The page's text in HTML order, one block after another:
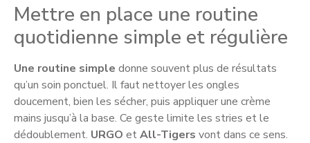
Mettre en place une routine
quotidienne simple et régulière
Une routine simple donne souvent plus de résultats
qu’un soin ponctuel. Il faut nettoyer les ongles
doucement, bien les sécher, puis appliquer une crème
mains jusqu’à la base. Ce geste limite les stries et le
dédoublement. URGO etAll-Tigers vont dans ce sens.